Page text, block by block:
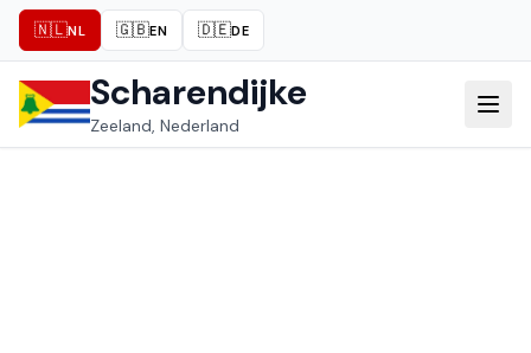
🇳🇱NL 🇬🇧EN 🇩🇪DE
Scharendijke
Zeeland, Nederland